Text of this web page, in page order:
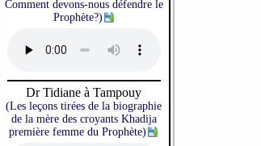
Comment devons-nous défendre le
Prophète?)
Dr Tidiane à Tampouy
(Les leçons tirées de la biographie
de la mère des croyants Khadija
première femme du Prophète)